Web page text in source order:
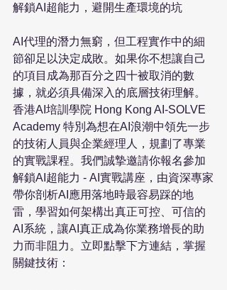
解鎖AI超能力，避開生產環境的坑
AI代理的潛力無窮，但工程實作中的細
節卻足以決定成敗。如果你不想讓自己
的項目成為那百分之四十被取消的數
據，就必須具備深入的底層技術理解。
香港AI培訓學院 Hong Kong AI-SOLVE
Academy 特別為想在AI浪潮中領先一步
的技術人員與企業經理人，規劃了專業
的實戰課程。我們誠摯邀請你報名參加
解鎖AI超能力 - AI實戰講座，由資深專家
帶你剖析AI應用落地時最容易踩的地
雷，學習如何架構出真正可控、可信的
AI系統，讓AI真正成為你業務增長的助
力而非阻力。立即點擊下方連結，掌握
關鍵技術：